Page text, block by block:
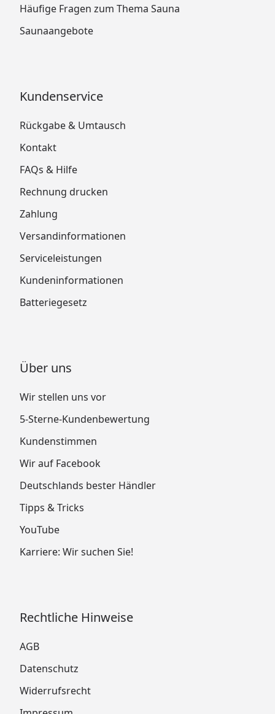
Häufige Fragen zum Thema Sauna
Saunaangebote
Kundenservice
Rückgabe & Umtausch
Kontakt
FAQs & Hilfe
Rechnung drucken
Zahlung
Versandinformationen
Serviceleistungen
Kundeninformationen
Batteriegesetz
Über uns
Wir stellen uns vor
5-Sterne-Kundenbewertung
Kundenstimmen
Wir auf Facebook
Deutschlands bester Händler
Tipps & Tricks
YouTube
Karriere: Wir suchen Sie!
Rechtliche Hinweise
AGB
Datenschutz
Widerrufsrecht